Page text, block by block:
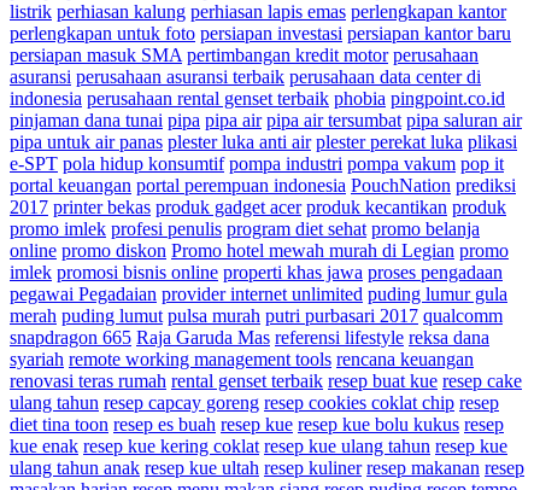
listrik perhiasan kalung perhiasan lapis emas perlengkapan kantor
perlengkapan untuk foto persiapan investasi persiapan kantor baru
persiapan masuk SMA pertimbangan kredit motor perusahaan
asuransi perusahaan asuransi terbaik perusahaan data center di
indonesia perusahaan rental genset terbaik phobia pingpoint.co.id
pinjaman dana tunai pipa pipa air pipa air tersumbat pipa saluran air
pipa untuk air panas plester luka anti air plester perekat luka plikasi
e-SPT pola hidup konsumtif pompa industri pompa vakum pop it
portal keuangan portal perempuan indonesia PouchNation prediksi
2017 printer bekas produk gadget acer produk kecantikan produk
promo imlek profesi penulis program diet sehat promo belanja
online promo diskon Promo hotel mewah murah di Legian promo
imlek promosi bisnis online properti khas jawa proses pengadaan
pegawai Pegadaian provider internet unlimited puding lumur gula
merah puding lumut pulsa murah putri purbasari 2017 qualcomm
snapdragon 665 Raja Garuda Mas referensi lifestyle reksa dana
syariah remote working management tools rencana keuangan
renovasi teras rumah rental genset terbaik resep buat kue resep cake
ulang tahun resep capcay goreng resep cookies coklat chip resep
diet tina toon resep es buah resep kue resep kue bolu kukus resep
kue enak resep kue kering coklat resep kue ulang tahun resep kue
ulang tahun anak resep kue ultah resep kuliner resep makanan resep